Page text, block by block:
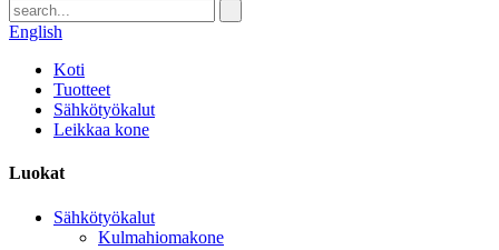
English
Koti
Tuotteet
Sähkötyökalut
Leikkaa kone
Luokat
Sähkötyökalut
Kulmahiomakone